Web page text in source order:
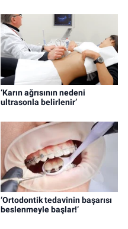
‘Karın ağrısının nedeni
ultrasonla belirlenir’
‘Ortodontik tedavinin başarısı
beslenmeyle başlar!’